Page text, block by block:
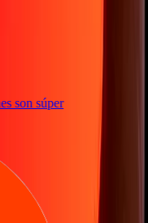
son súper